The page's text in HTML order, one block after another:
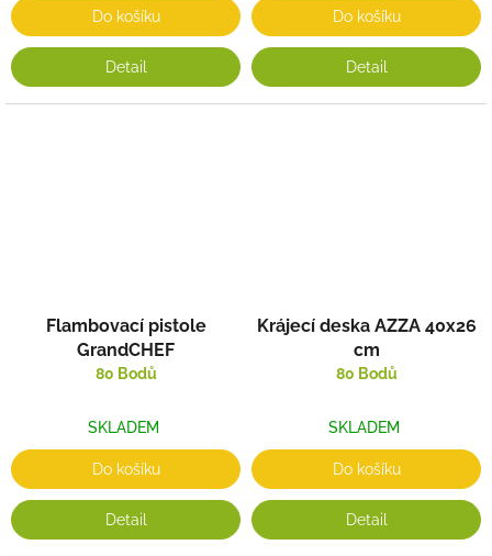
Do košíku
Detail
Do košíku
Detail
Flambovací pistole
GrandCHEF
80 Bodů
SKLADEM
Do košíku
Detail
Krájecí deska AZZA 40x26
cm
80 Bodů
SKLADEM
Do košíku
Detail